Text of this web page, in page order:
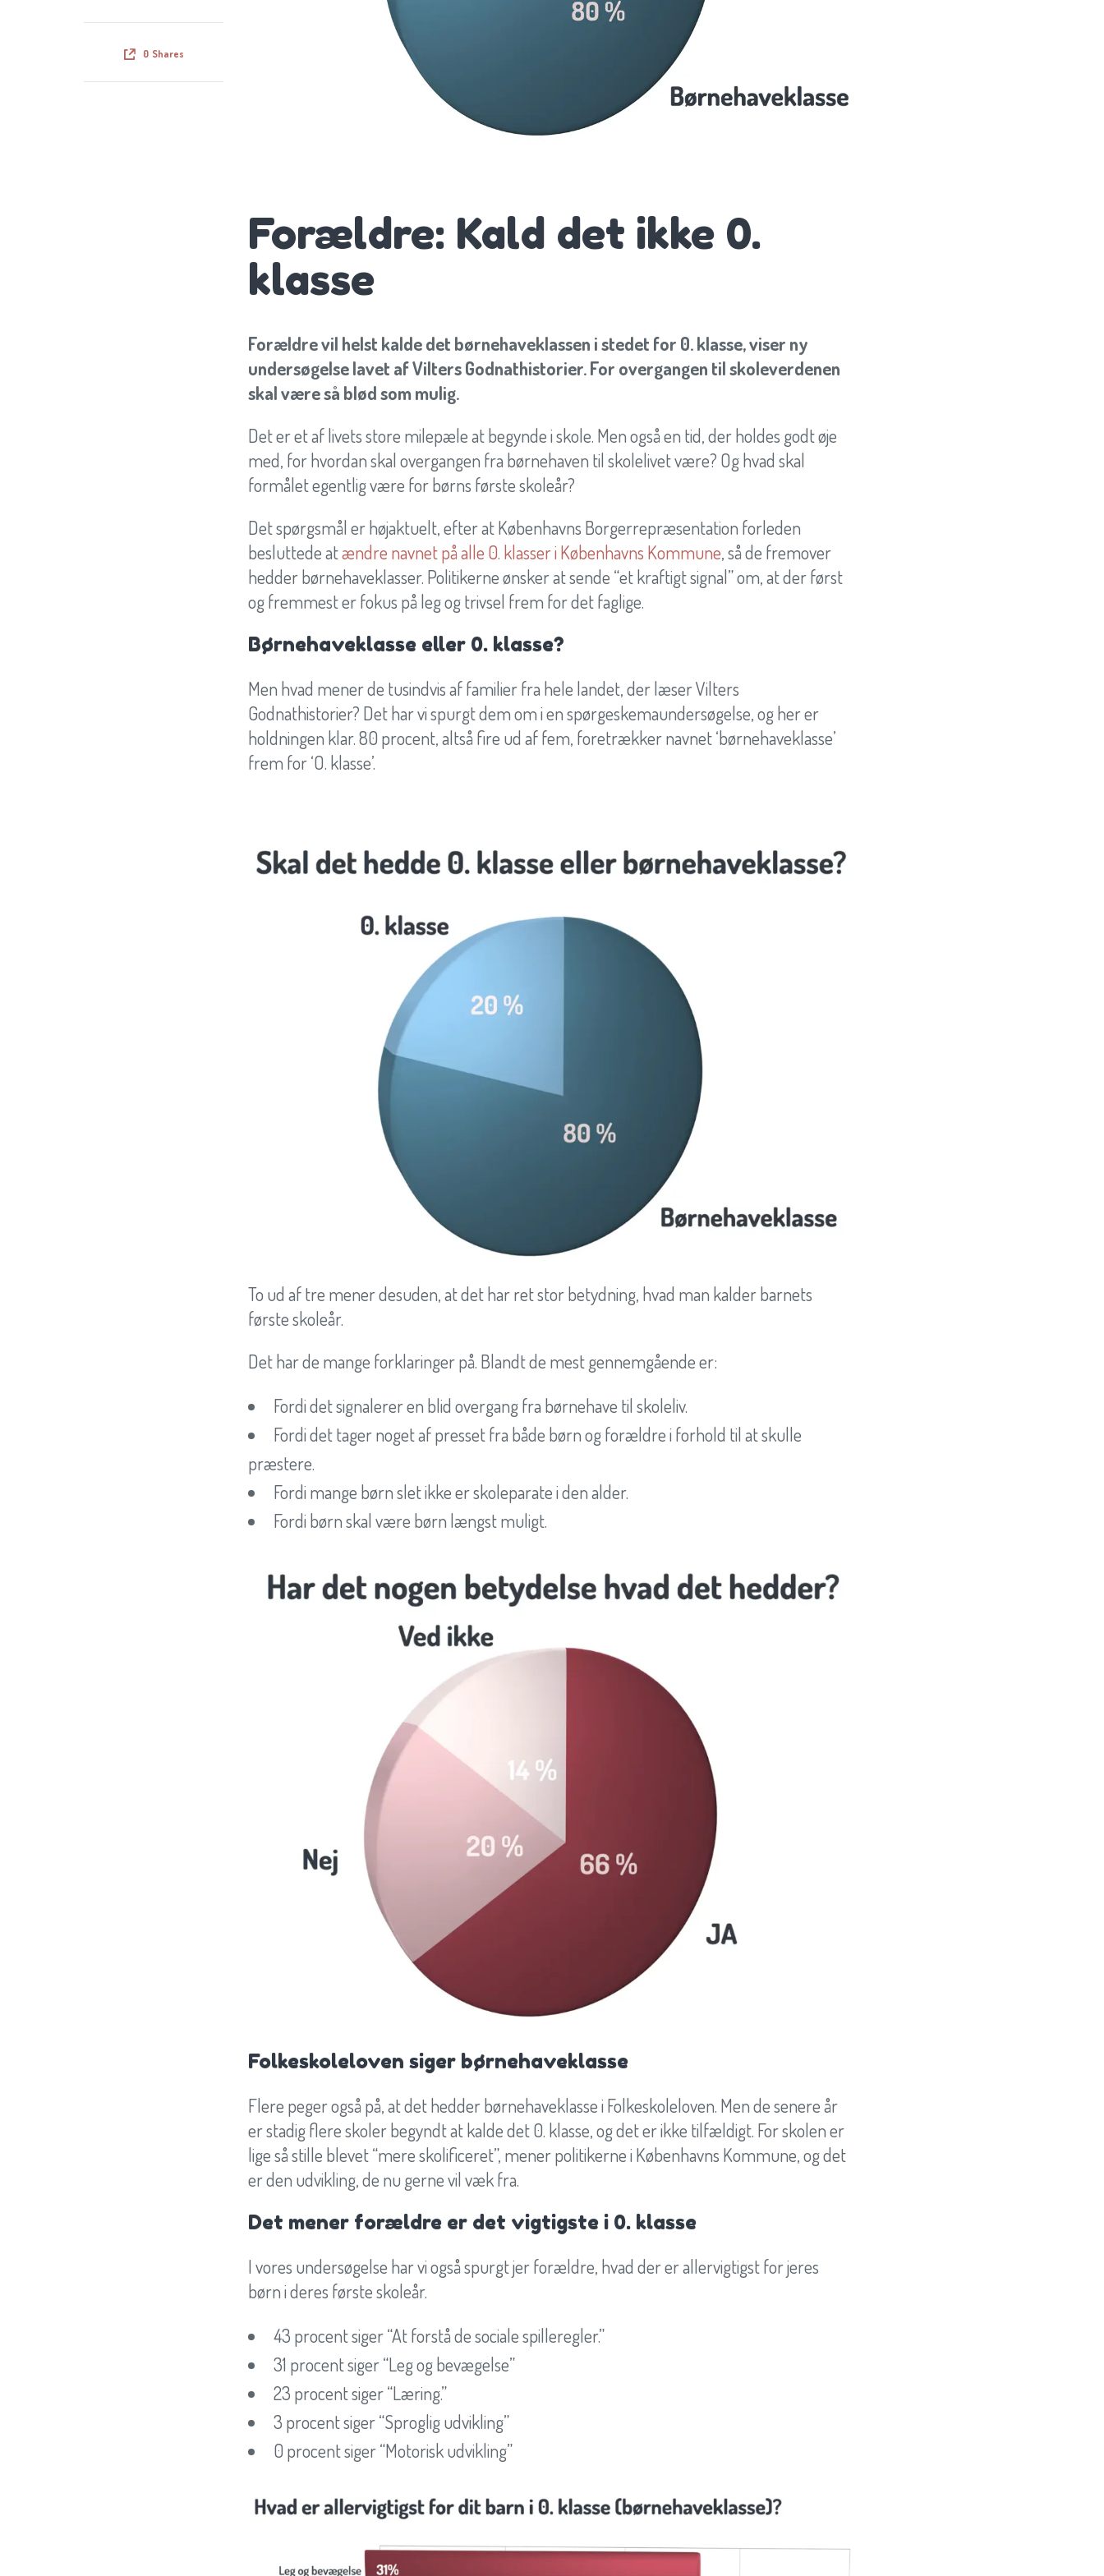
0 Shares
Forældre: Kald det ikke 0.
klasse
Forældre vil helst kalde det børnehaveklassen i stedet for 0. klasse, viser ny
undersøgelse lavet af Vilters Godnathistorier. For overgangen til skoleverdenen
skal være så blød som mulig.
Det er et af livets store milepæle at begynde i skole. Men også en tid, der holdes godt øje
med, for hvordan skal overgangen fra børnehaven til skolelivet være? Og hvad skal
formålet egentlig være for børns første skoleår?
Det spørgsmål er højaktuelt, efter at Københavns Borgerrepræsentation forleden
besluttede atændre navnet på alle 0. klasser i Københavns Kommune, så de fremover
hedder børnehaveklasser. Politikerne ønsker at sende “et kraftigt signal” om, at der først
og fremmest er fokus på leg og trivsel frem for det faglige.
Børnehaveklasse eller 0. klasse?
Men hvad mener de tusindvis af familier fra hele landet, der læser Vilters
Godnathistorier? Det har vi spurgt dem om i en spørgeskemaundersøgelse, og her er
holdningen klar. 80 procent, altså fire ud af fem, foretrækker navnet ‘børnehaveklasse’
frem for ‘O. klasse’.
To ud af tre mener desuden, at det har ret stor betydning, hvad man kalder barnets
første skoleår.
Det har de mange forklaringer på. Blandt de mest gennemgående er:
Fordi det signalerer en blid overgang fra børnehave til skoleliv.
Fordi det tager noget af presset fra både børn og forældre i forhold til at skulle
præstere.
Fordi mange børn slet ikke er skoleparate i den alder.
Fordi børn skal være børn længst muligt.
Folkeskoleloven siger børnehaveklasse
Flere peger også på, at det hedder børnehaveklasse i Folkeskoleloven. Men de senere år
er stadig flere skoler begyndt at kalde det 0. klasse, og det er ikke tilfældigt. For skolen er
lige så stille blevet “mere skolificeret”, mener politikerne i Københavns Kommune, og det
er den udvikling, de nu gerne vil væk fra.
Det mener forældre er det vigtigste i 0. klasse
I vores undersøgelse har vi også spurgt jer forældre, hvad der er allervigtigst for jeres
børn i deres første skoleår.
43 procent siger “At forstå de sociale spilleregler.”
31 procent siger “Leg og bevægelse”
23 procent siger “Læring.”
3 procent siger “Sproglig udvikling”
0 procent siger “Motorisk udvikling”